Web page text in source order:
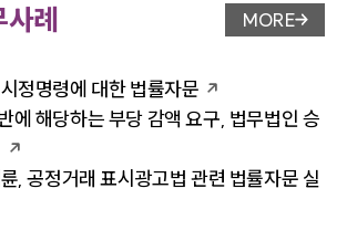
례 업무사례
MORE
정명령에 대한 법률자문
에 해당하는 부당 감액 요구, 법무법인 승
, 공정거래 표시광고법 관련 법률자문 실